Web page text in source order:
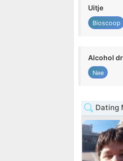
Uitje
Bioscoop
Alcohol
Nee
Dating